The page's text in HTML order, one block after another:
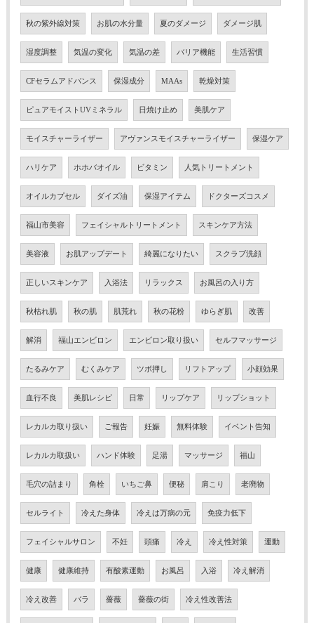
秋の紫外線対策 お肌の水分量 夏のダメージ ダメージ肌
湿度調整 気温の変化 気温の差 バリア機能 生活習慣
CFセラムアドバンス 保湿成分 MAAs 乾燥対策
ピュアモイストUVミネラル 日焼け止め 美肌ケア
モイスチャーライザー アヴァンスモイスチャーライザー 保湿ケア
ハリケア ホホバオイル ビタミン 人気トリートメント
オイルカプセル ダイズ油 保湿アイテム ドクターズコスメ
福山市美容 フェイシャルトリートメント スキンケア方法
美容液 お肌アップデート 綺麗になりたい スクラブ洗顔
正しいスキンケア 入浴法 リラックス お風呂の入り方
秋枯れ肌 秋の肌 肌荒れ 秋の花粉 ゆらぎ肌 改善
解消 福山エンビロン エンビロン取り扱い セルフマッサージ
たるみケア むくみケア ツボ押し リフトアップ 小顔効果
血行不良 美肌レシピ 日常 リップケア リップショット
レカルカ取り扱い ご報告 妊娠 無料体験 イベント告知
レカルカ取扱い ハンド体験 足湯 マッサージ 福山
毛穴の詰まり 角栓 いちご鼻 便秘 肩こり 老廃物
セルライト 冷えた身体 冷えは万病の元 免疫力低下
フェイシャルサロン 不妊 頭痛 冷え 冷え性対策 運動
健康 健康維持 有酸素運動 お風呂 入浴 冷え解消
冷え改善 バラ 薔薇 薔薇の街 冷え性改善法